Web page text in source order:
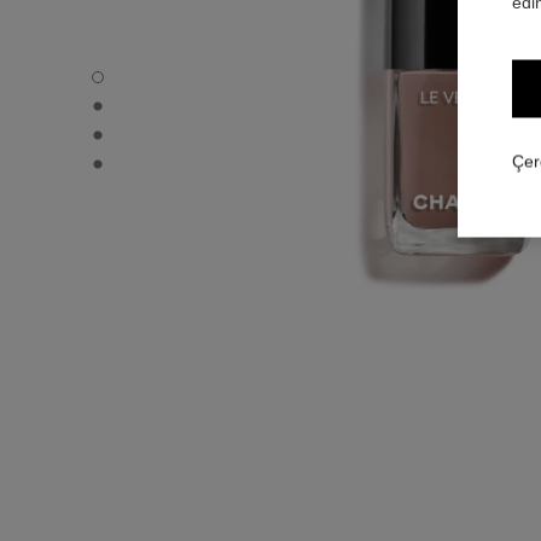
LE VERNIS - Varsayılan görünüm
LE VERNIS - Alternatif görünüm 1
LE VERNIS - Alternatif görünüm 2
LE VERNIS - Temel doku görünümü